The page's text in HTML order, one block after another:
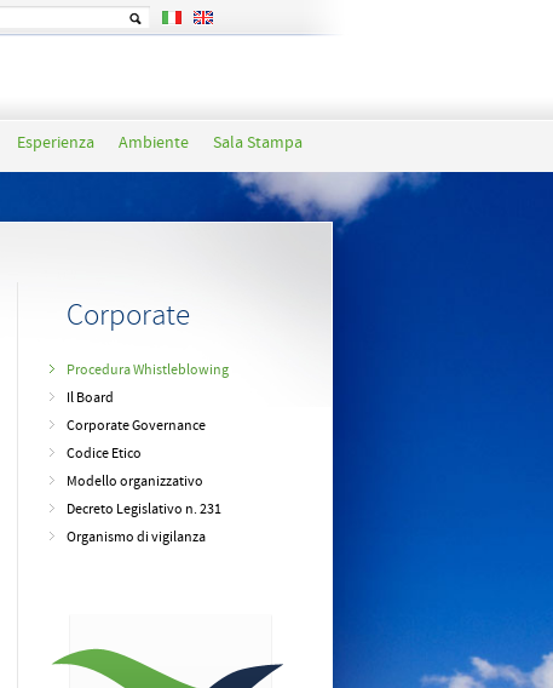
Esperienza Ambiente Sala Stampa
Corporate
Procedura Whistleblowing
Il Board
Corporate Governance
Codice Etico
Modello organizzativo
Decreto Legislativo n. 231
Organismo di vigilanza